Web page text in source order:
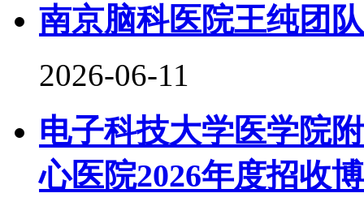
南京脑科医院王纯团
2026-06-11
电子科技大学医学院
心医院2026年度招收